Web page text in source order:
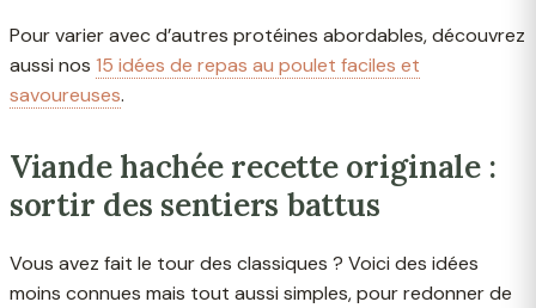
Pour varier avec d’autres protéines abordables, découvrez
aussi nos 15 idées de repas au poulet faciles et
savoureuses.
Viande hachée recette originale :
sortir des sentiers battus
Vous avez fait le tour des classiques ? Voici des idées
moins connues mais tout aussi simples, pour redonner de